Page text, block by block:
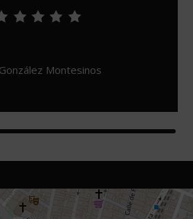
León De Urzaiz